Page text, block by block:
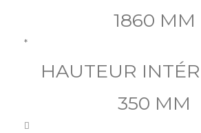
1860 MM
*
HAUTEUR
350 MM
